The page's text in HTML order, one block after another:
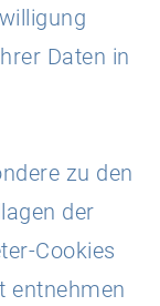
Daten in
zu den
der
Cookies
entnehmen